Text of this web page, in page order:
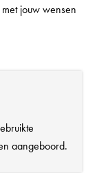
jouw wensen
aangeboord.